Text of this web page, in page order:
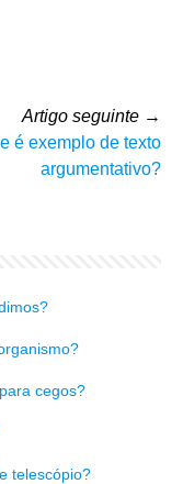
Artigo seguinte →
é exemplo de texto
argumentativo?
cegos?
telescópio?